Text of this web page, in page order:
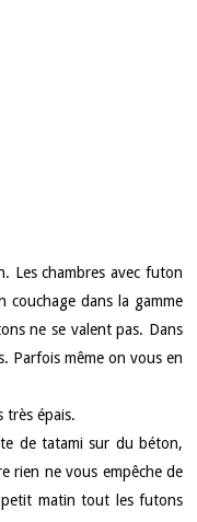
Les chambres avec futon
dans la gamme
ne se valent pas. Dans
Parfois même on vous en
très épais.
de tatami sur du béton,
rien ne vous empêche de
petit matin tout les futons